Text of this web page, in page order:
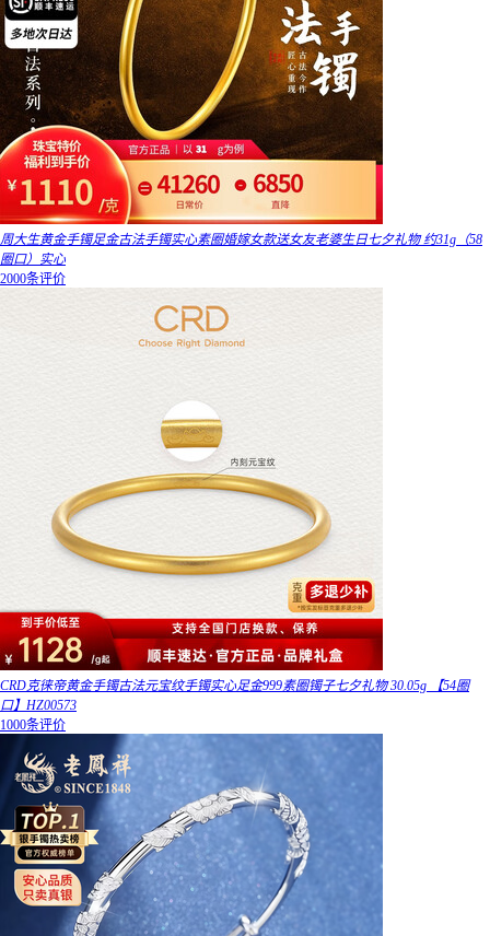
周大生黄金手镯足金古法手镯实心素圈婚嫁女款送女友老婆生日七夕礼物 约31g（58
圈口）实心
2000条评价
CRD克徕帝黄金手镯古法元宝纹手镯实心足金999素圈镯子七夕礼物 30.05g 【54圈
口】HZ00573
1000条评价